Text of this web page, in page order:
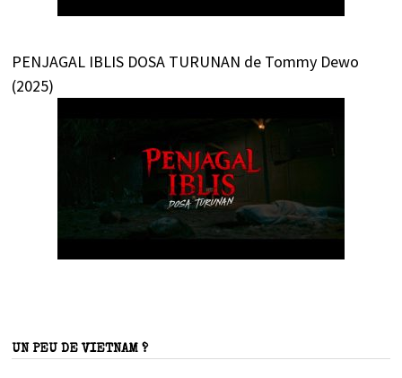
PENJAGAL IBLIS DOSA TURUNAN de Tommy Dewo
(2025)
UN PEU DE VIETNAM ?